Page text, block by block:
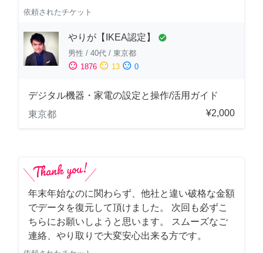
依頼されたチケット
やりが【IKEA認定】 check_circle
男性 / 40代 / 東京都
sentiment_satisfied 1876 sentiment_neutral 13 sentiment_dissatisfied 0
デジタル機器・家電の設定と操作/活用ガイド
東京都
¥2,000
年末年始なのに関わらず、他社と違い破格な金額
でデータを復元して頂けました。 次回も必ずこ
ちらにお願いしようと思います。 スムーズなご
連絡、やり取りで大変安心出来る方です。